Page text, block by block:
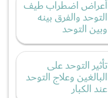
أعراض اضطراب طيف
التوحد والفرق بينه
وبين التوحد
تأثير التوحد على
البالغين وعلاج التوحد
عند الكبار